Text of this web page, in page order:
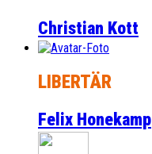
Christian Kott
LIBERTÄR
Felix Honekamp